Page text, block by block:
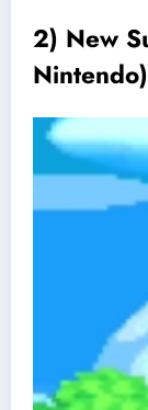
2) New
Nintendo)